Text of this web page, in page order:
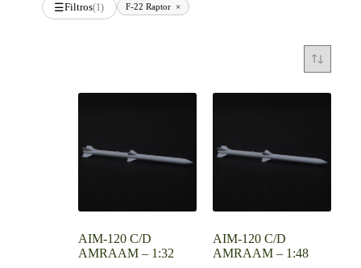
☰Filtros(1) F-22 Raptor ×
AIM-120 C/D
AMRAAM – 1:32
AIM-120 C/D
AMRAAM – 1:48